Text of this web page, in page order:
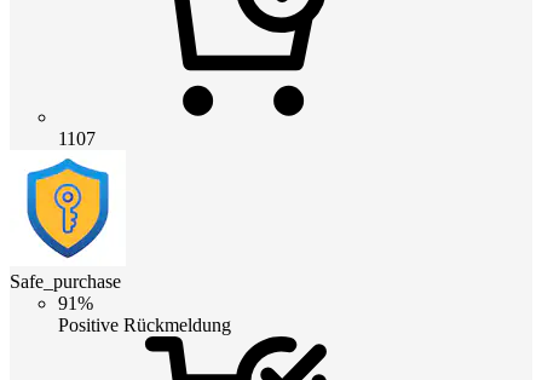
1107
Safe_purchase
91%
Positive Rückmeldung